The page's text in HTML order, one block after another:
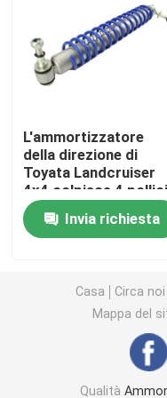
Ammortizzatore
Ammortizzatore a
Mono
Molla elicoidale del
L'ammortizzatore
della direzione di
Toyata Landcruiser
4x4 colpisce 4 pollici
6 pollici di
sollevamento
Invia richiesta
Casa Circa noi
Mappa del
Qualità